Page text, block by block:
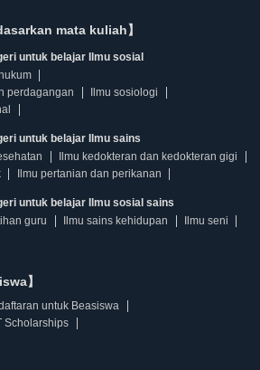
mata kuliah】
untuk belajar Ilmu sosial
perdagangan
Ilmu sosiologi
untuk belajar Ilmu sains
Ilmu kedokteran dan kedokteran gigi
Ilmu pertanian dan perikanan
untuk belajar Ilmu sosial sains
guru
Ilmu sains kehidupan
Ilmu seni
】
untuk Beasiswa
Scholarships